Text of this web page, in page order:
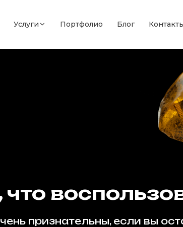
Услуги Портфолио Блог
что
признательны, если вы